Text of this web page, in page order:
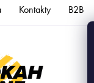
Kontakty B2B